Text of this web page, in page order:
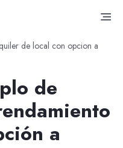
de local con opcion a
de
a